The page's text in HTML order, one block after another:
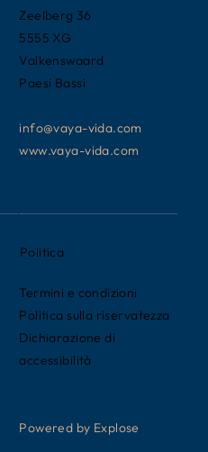
Zeelberg 36
5555 XG
Valkenswaard
Paesi Bassi
info@vaya-vida.com
www.vaya-vida.com
Politica
Termini e condizioni
Politica sulla riservatezza
Dichiarazione di
accessibilità
Powered by Explose